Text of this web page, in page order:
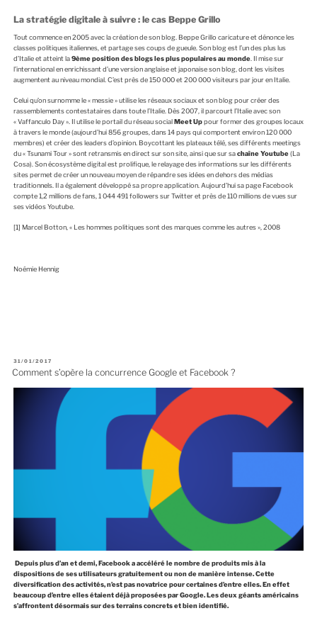
La stratégie digitale à suivre : le cas Beppe Grillo
Tout commence en 2005 avec la création de son blog. Beppe Grillo caricature et dénonce les
classes politiques italiennes, et partage ses coups de gueule. Son blog est l’un des plus lus
d’Italie et atteint la9ème position des blogs les plus populaires au monde. Il mise sur
l’international en enrichissant d’une version anglaise et japonaise son blog, dont les visites
augmentent au niveau mondial. C’est près de 150 000 et 200 000 visiteurs par jour en Italie.
Celui qu’on surnomme le « messie » utilise les réseaux sociaux et son blog pour créer des
rassemblements contestataires dans toute l’Italie. Dès 2007, il parcourt l’Italie avec son
« Vaffanculo Day ». Il utilise le portail du réseau social Meet Uppour former des groupes locaux
à travers le monde (aujourd’hui 856 groupes, dans 14 pays qui comportent environ 120 000
membres) et créer des leaders d’opinion. Boycottant les plateaux télé, ses différents meetings
du « Tsunami Tour » sont retransmis en direct sur son site, ainsi que sur sachaîne Youtube(La
Cosa). Son écosystème digital est prolifique, le relayage des informations sur les différents
sites permet de créer un nouveau moyen de répandre ses idées en dehors des médias
traditionnels. Il a également développé sa propre application. Aujourd’hui sa page Facebook
compte 1,2 millions de fans, 1 044 491 followers sur Twitter et près de 110 millions de vues sur
ses vidéos Youtube.
[1] Marcel Botton, « Les hommes politiques sont des marques comme les autres », 2008
Noémie Hennig
P
U
B
31/01/2017
Comment s’opère la concurrence Google et Facebook ?
Depuis plus d’an et demi, Facebook a accéléré le nombre de produits mis à la
dispositions de ses utilisateurs gratuitement ou non de manière intense. Cette
diversification des activités, n’est pas novatrice pour certaines d’entre elles. En effet
beaucoup d’entre elles étaient déjà proposées par Google. Les deux géants américains
s’affrontent désormais sur des terrains concrets et bien identifié.